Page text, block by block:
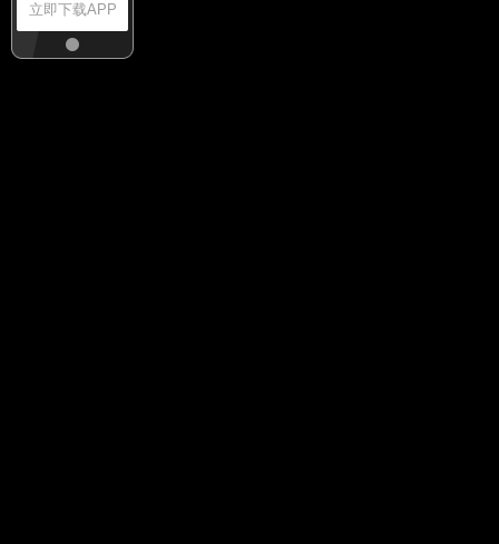
立即下载APP